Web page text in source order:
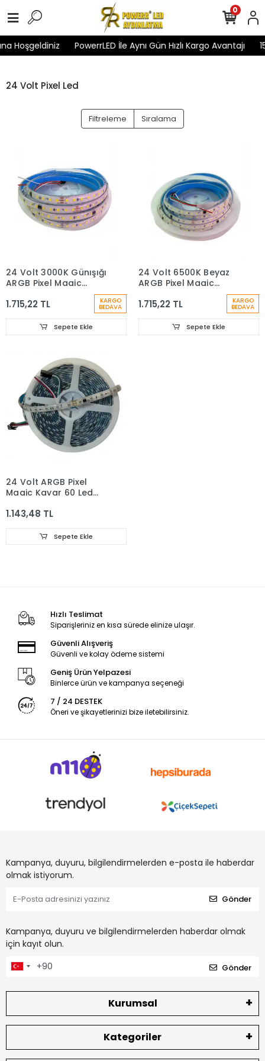
Hoşgeldiniz PowerrLED İle Aynı Gün Hızlı Kargo Avantajı
0
24 Volt Pixel Led
Filtreleme Sıralama
24 Volt 3000K Günışığı
ARGB Pixel Magic
SMD IP 67 Dış Mekan 5
1.715,22 TL KARGO
BEDAVA
Sepete Ekle
24 Volt 6500K Beyaz
ARGB Pixel Magic
SMD IP 67 Dış Mekan 5
1.715,22 TL KARGO
BEDAVA
Sepete Ekle
24 Volt ARGB Pixel
Magic Kayar 60 Led
Mekan 5 Metre
1.143,48 TL
Sepete Ekle
Hızlı Teslimat
Siparişleriniz en kısa sürede elinize ulaşır.
Güvenli Alışveriş
Güvenli ve kolay ödeme sistemi
Geniş Ürün Yelpazesi
Binlerce ürün ve kampanya seçeneği
7 / 24 DESTEK
Öneri ve şikayetlerinizi bize iletebilirsiniz.
Kampanya, duyuru, bilgilendirmelerden e-posta ile haberdar
olmak istiyorum.
Gönder
Kampanya, duyuru ve bilgilendirmelerden haberdar olmak
için kayıt olun.
Gönder
Kurumsal
Kategoriler